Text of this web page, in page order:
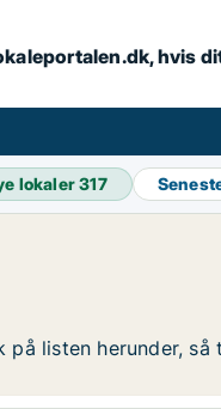
hvis
lokaler317
listen herunder,